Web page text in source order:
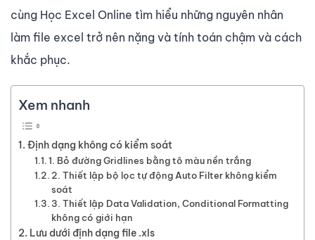
cùng Học Excel Online tìm hiểu những nguyên nhân
làm file excel trở nên nặng và tính toán chậm và cách
khắc phục.
Xem nhanh
Định dạng không có kiểm soát
1. Bỏ đường Gridlines bằng tô màu nền trắng
2. Thiết lập bộ lọc tự động Auto Filter không kiểm
soát
3. Thiết lập Data Validation, Conditional Formatting
không có giới hạn
Lưu dưới định dạng file .xls